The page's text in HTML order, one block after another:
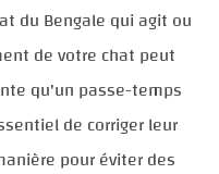
du Bengale qui agit ou
de votre chat peut
qu'un passe-temps
de corriger leur
pour éviter des